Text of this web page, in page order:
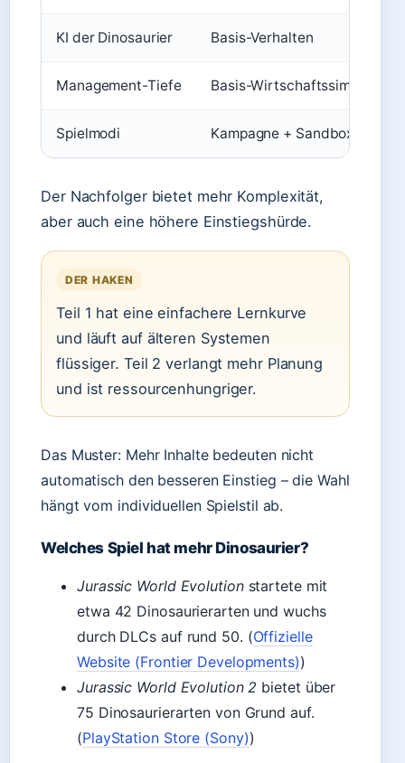
KI der Dinosaurier Basis-Verhalten
Management-Tiefe Basis-Wirtschaftssimulation
Spielmodi Kampagne + Sandbox
Der Nachfolger bietet mehr Komplexität,
aber auch eine höhere Einstiegshürde.
DER HAKEN
Teil 1 hat eine einfachere Lernkurve
und läuft auf älteren Systemen
flüssiger. Teil 2 verlangt mehr Planung
und ist ressourcenhungriger.
Das Muster: Mehr Inhalte bedeuten nicht
automatisch den besseren Einstieg – die Wahl
hängt vom individuellen Spielstil ab.
Welches Spiel hat mehr Dinosaurier?
Jurassic World Evolutionstartete mit
etwa 42 Dinosaurierarten und wuchs
durch DLCs auf rund 50. (Offizielle
Website (Frontier Developments))
Jurassic World Evolution 2 bietet über
75 Dinosaurierarten von Grund auf.
(PlayStation Store (Sony))